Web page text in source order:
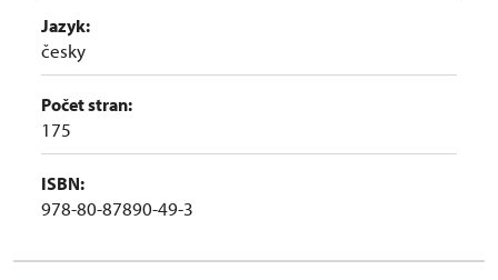
Jazyk:
česky
Počet stran:
175
ISBN:
978-80-87890-49-3